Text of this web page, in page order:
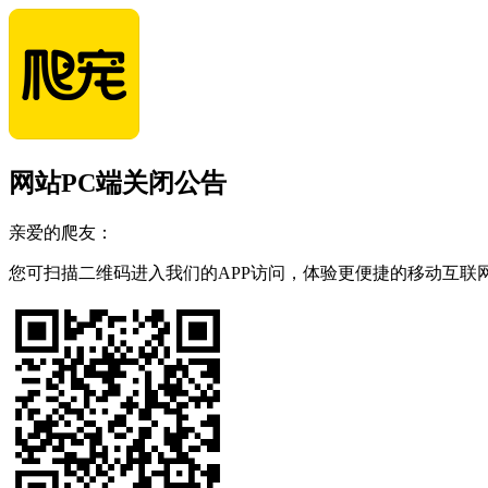
网站PC端关闭公告
亲爱的爬友：
您可扫描二维码进入我们的APP访问，体验更便捷的移动互联